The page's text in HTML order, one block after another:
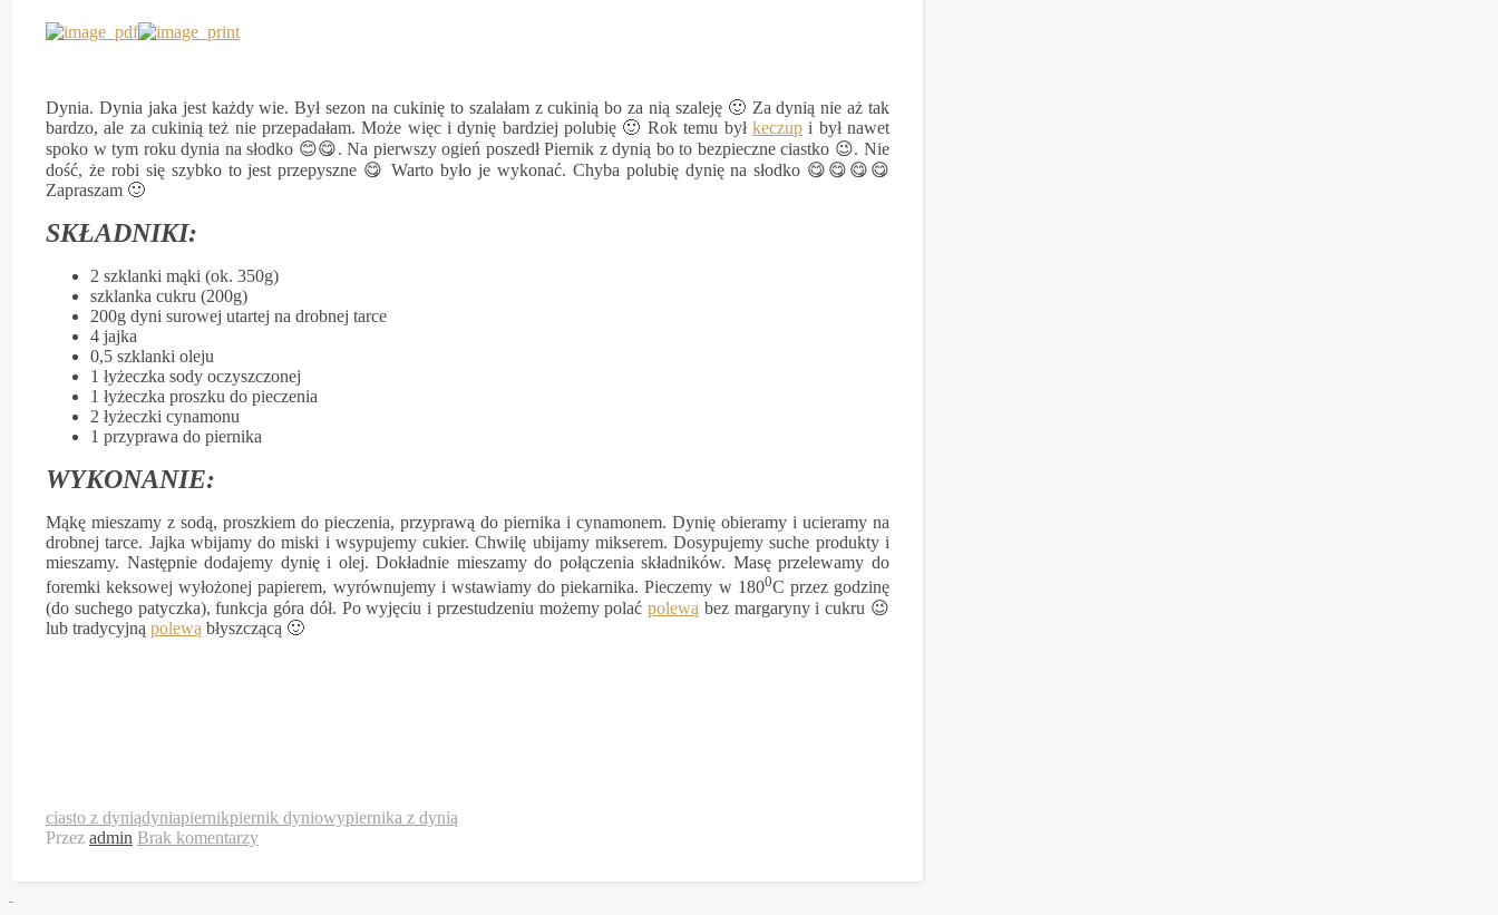
Dynia. Dynia jaka jest każdy wie. Był sezon na cukinię to szalałam z cukinią bo za nią szaleję 🙂 Za dynią nie aż tak
bardzo, ale za cukinią też nie przepadałam. Może więc i dynię bardziej polubię 🙂 Rok temu był keczup i był nawet
spoko w tym roku dynia na słodko 😊😋. Na pierwszy ogień poszedł Piernik z dynią bo to bezpieczne ciastko 😉. Nie
dość, że robi się szybko to jest przepyszne 😋 Warto było je wykonać. Chyba polubię dynię na słodko 😋😋😋😋
Zapraszam 🙂
SKŁADNIKI:
2 szklanki mąki (ok. 350g)
szklanka cukru (200g)
200g dyni surowej utartej na drobnej tarce
4 jajka
0,5 szklanki oleju
1 łyżeczka sody oczyszczonej
1 łyżeczka proszku do pieczenia
2 łyżeczki cynamonu
1 przyprawa do piernika
WYKONANIE:
Mąkę mieszamy z sodą, proszkiem do pieczenia, przyprawą do piernika i cynamonem. Dynię obieramy i ucieramy na
drobnej tarce. Jajka wbijamy do miski i wsypujemy cukier. Chwilę ubijamy mikserem. Dosypujemy suche produkty i
mieszamy. Następnie dodajemy dynię i olej. Dokładnie mieszamy do połączenia składników. Masę przelewamy do
foremki keksowej wyłożonej papierem, wyrównujemy i wstawiamy do piekarnika. Pieczemy w 1800C przez godzinę
(do suchego patyczka), funkcja góra dół. Po wyjęciu i przestudzeniu możemy polaćpolewą bez margaryny i cukru 😉
lub tradycyjną polewą błyszczącą 🙂
ciasto z dyniądyniapiernikpiernik dyniowypiernika z dynią
Przez admin Brak komentarzy